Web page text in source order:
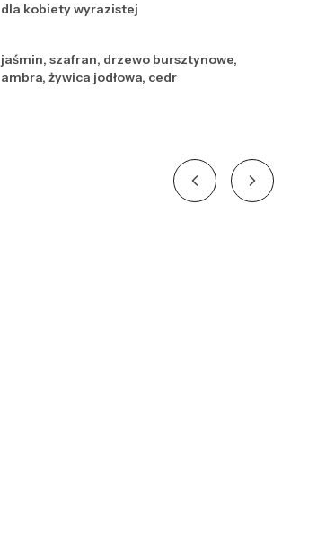
dla kobiety wyrazistej
jaśmin, szafran, drzewo bursztynowe,
ambra, żywica jodłowa, cedr